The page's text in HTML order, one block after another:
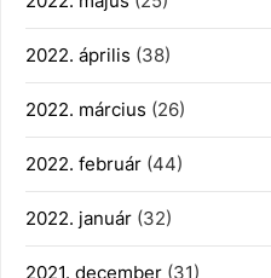
2022. április (38)
2022. március (26)
2022. február (44)
2022. január (32)
2021. december (31)